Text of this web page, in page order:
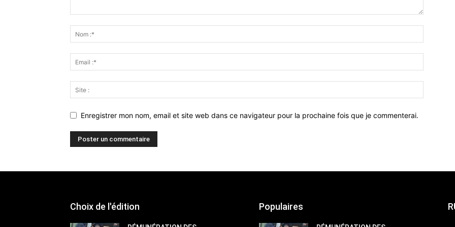
Enregistrer mon nom, email et site web dans ce navigateur pour la prochaine fois que je commenterai.
Choix de l'édition Populaires